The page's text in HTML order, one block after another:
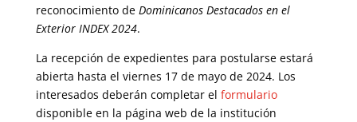
reconocimiento de Dominicanos Destacados en el
Exterior INDEX 2024.
La recepción de expedientes para postularse estará
abierta hasta el viernes 17 de mayo de 2024. Los
interesados deberán completar el formulario
disponible en la página web de la institución